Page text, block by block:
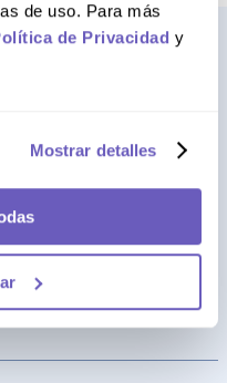
de uso. Para más
de Privacidad y
Mostrar detalles
265 Ate - Lima, Perú